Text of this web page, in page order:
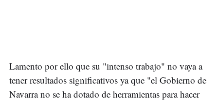
Lamento por ello que su "intenso trabajo" no vaya a
tener resultados significativos ya que "el Gobierno de
Navarra no se ha dotado de herramientas para hacer